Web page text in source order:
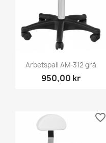
Arbetspall AM-312 grå
950,00 kr
favorite_border